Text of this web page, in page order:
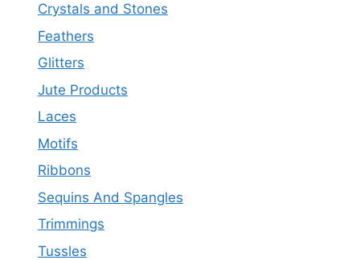
Crystals and Stones
Feathers
Glitters
Jute Products
Laces
Motifs
Ribbons
Sequins And Spangles
Trimmings
Tussles